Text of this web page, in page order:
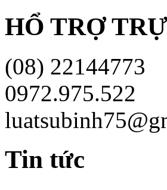
HỔ TRỢ
(08) 22144773
0972.975.522
Tin tức